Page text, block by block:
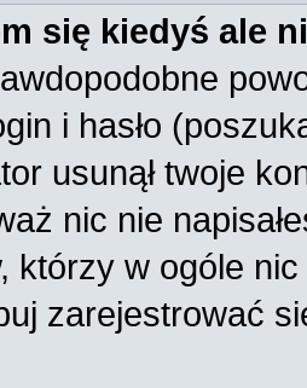
się kiedyś ale
i hasło
usunął twoje
nic nie
którzy w ogóle
zarejestrować